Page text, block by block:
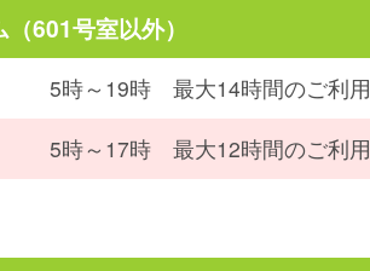
601号室以外）
5時～19時 最大14時間のご利用
5時～17時 最大12時間のご利用